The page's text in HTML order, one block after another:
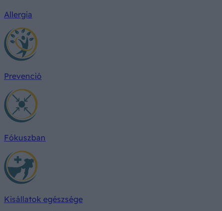
Allergia
Prevenció
Fókuszban
Kisállatok egészsége